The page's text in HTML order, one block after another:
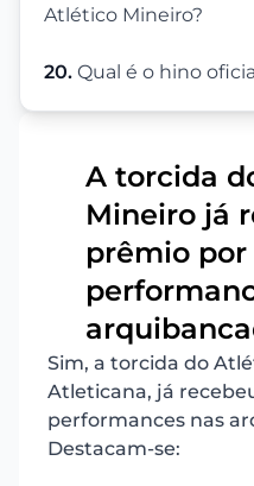
Atlético Mineiro?
20. Qual é o hino
A torcida
Mineiro já
prêmio por
Sim, a torcida do
Atleticana, já
performances nas
Destacam-se: